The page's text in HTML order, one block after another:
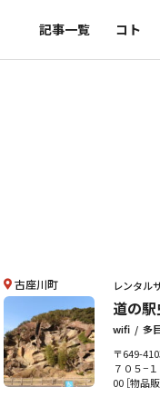
記事一覧 コト
古座川町 レンタル
道の
wifi 多
〒649-
７０５−１
00 ［物品